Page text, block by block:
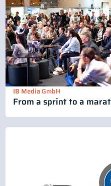
IB Media GmbH
From a sprint to a